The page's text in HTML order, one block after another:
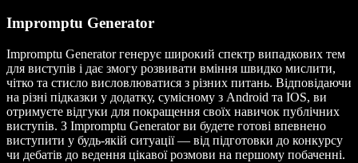
Impromptu Generator
Impromptu Generator генерує широкий спектр випадкових тем
для виступів і дає змогу розвивати вміння швидко мислити,
чітко та стисло висловлюватися з різних питань. Відповідаючи
на різні підказки у додатку, сумісному з Android та IOS, ви
отримуєте відгуки для покращення своїх навичок публічних
виступів. З Impromptu Generator ви будете готові впевнено
виступити у будь-якій ситуації — від підготовки до конкурсу
чи дебатів до ведення цікавої розмови на першому побаченні.